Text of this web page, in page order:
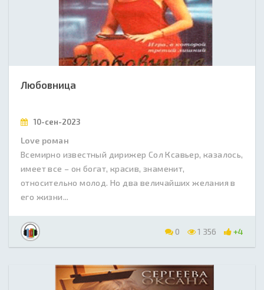
Любовница
10-сен-2023
Love роман
Всемирно известный дирижер Сол Ксавьер, казалось,
имеет все – он богат, красив, знаменит,
относительно молод. Но два величайших желания в
его жизни...
0 1 356 +4